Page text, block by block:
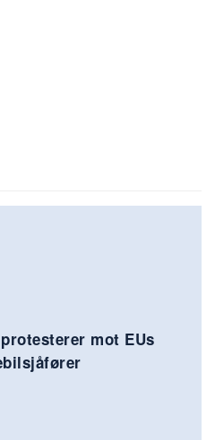
mot EUs